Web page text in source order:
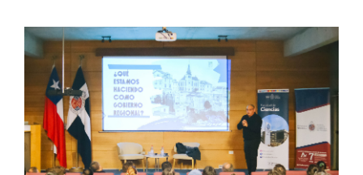
Estudiantes
Académicos
Funcionarios
Alumni